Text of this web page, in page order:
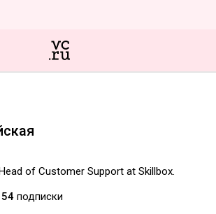
of Customer Support at Skillbox.
54 подписки